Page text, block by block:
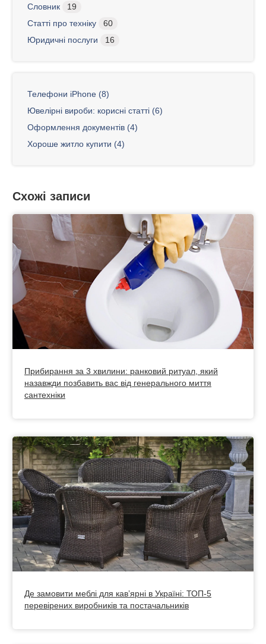
Словник
19
Статті про техніку
60
Юридичні послуги
16
Телефони iPhone (8)
Ювелірні вироби: корисні статті (6)
Оформлення документів (4)
Хороше житло купити (4)
Схожі записи
Прибирання за 3 хвилини: ранковий ритуал, який
назавжди позбавить вас від генерального миття
сантехніки
Де замовити меблі для кавʼярні в Україні: ТОП-5
перевірених виробників та постачальників